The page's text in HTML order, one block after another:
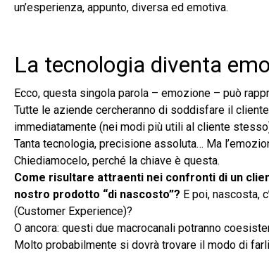
un’esperienza, appunto, diversa ed emotiva.
La tecnologia diventa
Ecco, questa singola parola – emozione – può
Tutte le aziende cercheranno di soddisfare il
immediatamente (nei modi più utili al cliente
Tanta tecnologia, precisione assoluta… Ma
Chiediamocelo, perché la chiave è questa.
Come risultare attraenti nei confronti di un
nostro prodotto “di nascosto”? E poi, nascosta,
(Customer Experience)?
O ancora: questi due macrocanali potranno
Molto probabilmente si dovrà trovare il modo di